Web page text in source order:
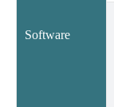
Software